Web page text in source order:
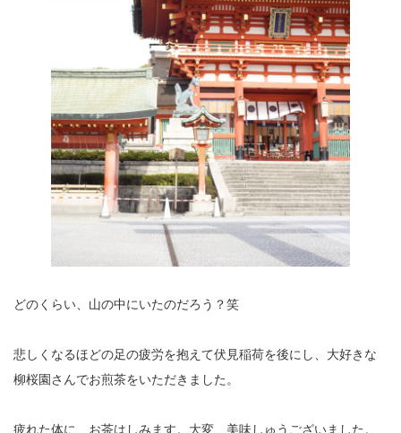
どのくらい、山の中にいたのだろう？笑
悲しくなるほどの足の疲労を抱えて伏見稲荷を後にし、大好きな
柳桜園さんでお煎茶をいただきました。
疲れた体に、お茶はしみます。大変、美味しゅうございました。